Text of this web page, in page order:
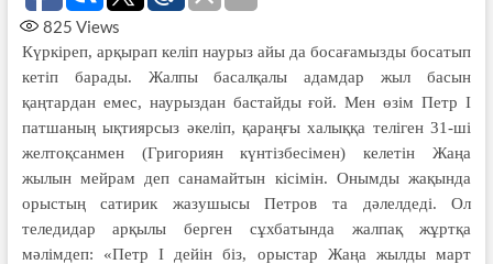
825 Views
Күркіреп, арқырап келіп наурыз айы да босағамызды босатып
кетіп барады. Жалпы басалқалы адамдар жыл басын
қаңтардан емес, наурыздан бастайды ғой. Мен өзім Петр І
патшаның ықтиярсыз әкеліп, қараңғы халыққа теліген 31-ші
желтоқсанмен (Григориян күнтізбесімен) келетін Жаңа
жылын мейрам деп санамайтын кісімін. Онымды жақында
орыстың сатирик жазушысы Петров та дәлелдеді. Ол
теледидар арқылы берген сұхбатында жалпақ жұртқа
мәлімдеп: «Петр І дейін біз, орыстар Жаңа жылды март